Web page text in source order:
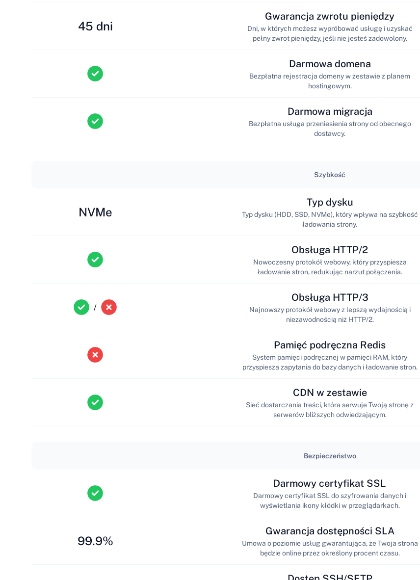
45 dni
Gwarancja zwrotu pieniędzy
Dni, w których możesz wypróbować usługę i uzyskać
pełny zwrot pieniędzy, jeśli nie jesteś zadowolony.
Darmowa domena
Bezpłatna rejestracja domeny w zestawie z planem
hostingowym.
Darmowa migracja
Bezpłatna usługa przeniesienia strony od obecnego
dostawcy.
Szybkość
NVMe
Typ dysku
Typ dysku (HDD, SSD, NVMe), który wpływa na szybkość
ładowania strony.
Obsługa HTTP/2
Nowoczesny protokół webowy, który przyspiesza
ładowanie stron, redukując narzut połączenia.
/
Obsługa HTTP/3
Najnowszy protokół webowy z lepszą wydajnością i
niezawodnością niż HTTP/2.
Pamięć podręczna Redis
System pamięci podręcznej w pamięci RAM, który
przyspiesza zapytania do bazy danych i ładowanie stron.
CDN w zestawie
Sieć dostarczania treści, która serwuje Twoją stronę z
serwerów bliższych odwiedzającym.
Bezpieczeństwo
Darmowy certyfikat SSL
Darmowy certyfikat SSL do szyfrowania danych i
wyświetlania ikony kłódki w przeglądarkach.
99.9%
Gwarancja dostępności SLA
Umowa o poziomie usług gwarantująca, że Twoja strona
będzie online przez określony procent czasu.